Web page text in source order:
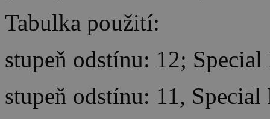
Tabulka použití:
stupeň odstínu: 12;
stupeň odstínu: 11,